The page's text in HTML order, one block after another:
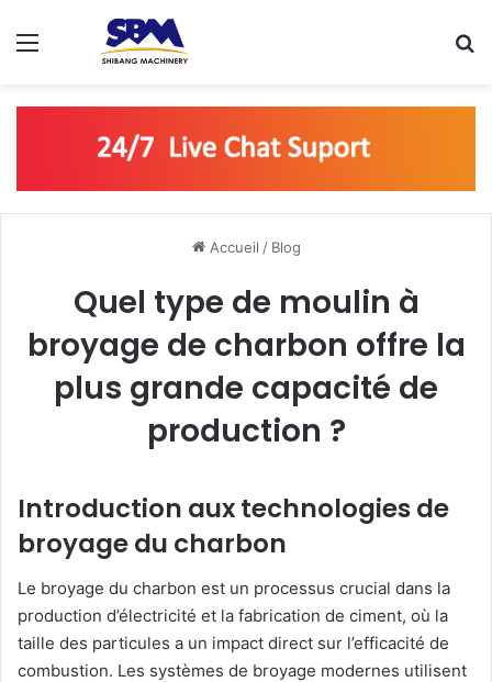
Accueil / Blog
Quel type de moulin à
broyage de charbon offre la
plus grande capacité de
production ?
Introduction aux technologies de
broyage du charbon
Le broyage du charbon est un processus crucial dans la
production d’électricité et la fabrication de ciment, où la
taille des particules a un impact direct sur l’efficacité de
combustion. Les systèmes de broyage modernes utilisent